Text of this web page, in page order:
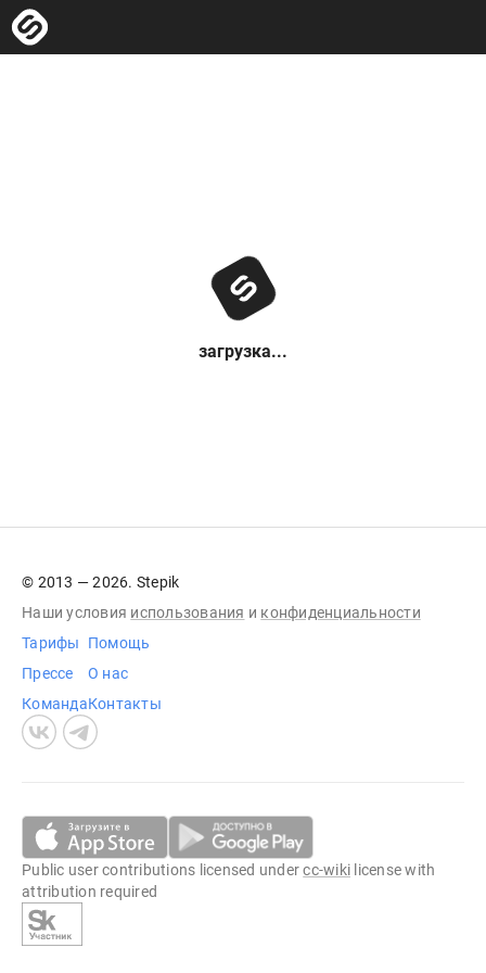
загрузка...
© 2013 — 2026. Stepik
Наши условия использования и конфиденциальности
Тарифы
Прессе
Команда
Помощь
О нас
Контакты
Public user contributions licensed undercc-wiki license with
attribution required